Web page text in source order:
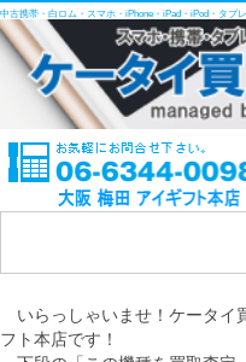
中古携帯・白ロム・スマホ・iPhone・iPad・iPod・タブ
いらっしゃいませ！ケータイ
フト本店です！